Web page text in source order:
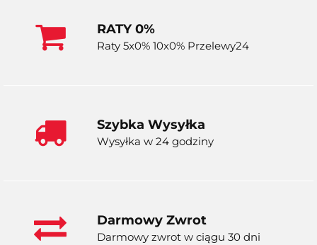
RATY 0%
Raty 5x0% 10x0% Przelewy24
Szybka Wysyłka
Wysyłka w 24 godziny
Darmowy Zwrot
Darmowy zwrot w ciągu 30 dni